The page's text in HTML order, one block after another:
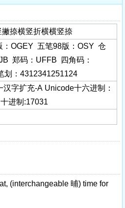
撇捺横竖折横横竖捺
：OGEY 五笔98版：OSY 仓
郑码：UFFB 四角码：
划：4312341251124
汉字扩充-A Unicode十六进制：
进制:17031
(interchangeable 晡) time for